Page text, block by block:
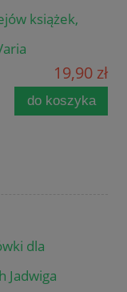
książek,
19,90 zł
do koszyka
dla
Jadwiga